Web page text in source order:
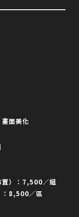
面美化
置）：7,500／組
：8,500／區